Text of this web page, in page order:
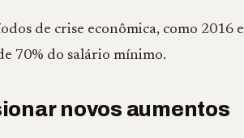
de crise econômica, como 2016 e
70% do salário mínimo.
novos aumentos